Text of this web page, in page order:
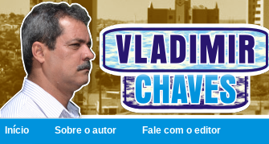
Início Sobre o autor Fale com o editor